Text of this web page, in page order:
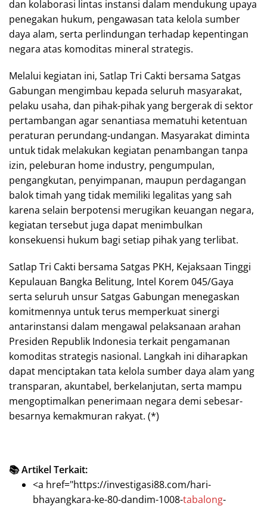
dan kolaborasi lintas instansi dalam mendukung upaya
penegakan hukum, pengawasan tata kelola sumber
daya alam, serta perlindungan terhadap kepentingan
negara atas komoditas mineral strategis.
Melalui kegiatan ini, Satlap Tri Cakti bersama Satgas
Gabungan mengimbau kepada seluruh masyarakat,
pelaku usaha, dan pihak-pihak yang bergerak di sektor
pertambangan agar senantiasa mematuhi ketentuan
peraturan perundang-undangan. Masyarakat diminta
untuk tidak melakukan kegiatan penambangan tanpa
izin, peleburan home industry, pengumpulan,
pengangkutan, penyimpanan, maupun perdagangan
balok timah yang tidak memiliki legalitas yang sah
karena selain berpotensi merugikan keuangan negara,
kegiatan tersebut juga dapat menimbulkan
konsekuensi hukum bagi setiap pihak yang terlibat.
Satlap Tri Cakti bersama Satgas PKH, Kejaksaan Tinggi
Kepulauan Bangka Belitung, Intel Korem 045/Gaya
serta seluruh unsur Satgas Gabungan menegaskan
komitmennya untuk terus memperkuat sinergi
antarinstansi dalam mengawal pelaksanaan arahan
Presiden Republik Indonesia terkait pengamanan
komoditas strategis nasional. Langkah ini diharapkan
dapat menciptakan tata kelola sumber daya alam yang
transparan, akuntabel, berkelanjutan, serta mampu
mengoptimalkan penerimaan negara demi sebesar-
besarnya kemakmuran rakyat. (*)
📚 Artikel Terkait:
<a href="https://investigasi88.com/hari-
bhayangkara-ke-80-dandim-1008-tabalong-